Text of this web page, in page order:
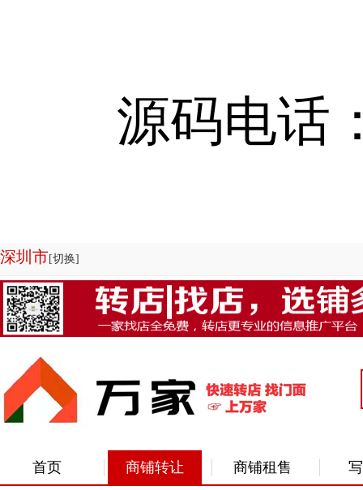
源码电话
深圳市[切换]
欢迎来到店铺转让系统-商铺管理系统|商铺出租系统源码专业为您服务，
首页 商铺转让 商铺租售